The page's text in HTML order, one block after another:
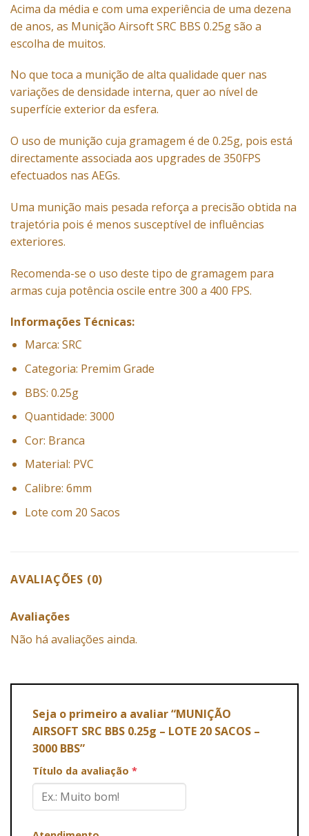
Acima da média e com uma experiência de uma dezena
de anos, as Munição Airsoft SRC BBS 0.25g são a
escolha de muitos.
No que toca a munição de alta qualidade quer nas
variações de densidade interna, quer ao nível de
superfície exterior da esfera.
O uso de munição cuja gramagem é de 0.25g, pois está
directamente associada aos upgrades de 350FPS
efectuados nas AEGs.
Uma munição mais pesada reforça a precisão obtida na
trajetória pois é menos susceptível de influências
exteriores.
Recomenda-se o uso deste tipo de gramagem para
armas cuja potência oscile entre 300 a 400 FPS.
Informações Técnicas:
Marca: SRC
Categoria: Premim Grade
BBS: 0.25g
Quantidade: 3000
Cor: Branca
Material: PVC
Calibre: 6mm
Lote com 20 Sacos
AVALIAÇÕES (0)
Avaliações
Não há avaliações ainda.
Seja o primeiro a avaliar “MUNIÇÃO
AIRSOFT SRC BBS 0.25g – LOTE 20 SACOS –
3000 BBS”
Título da avaliação *